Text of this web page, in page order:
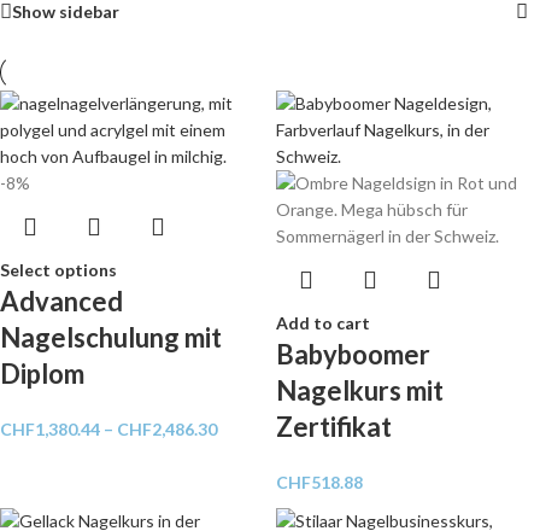
Show sidebar
-8%
Select options
Advanced
Nagelschulung mit
Diplom
CHF1,380.44 – CHF2,486.30
Add to cart
Babyboomer
Nagelkurs mit
Zertifikat
CHF518.88